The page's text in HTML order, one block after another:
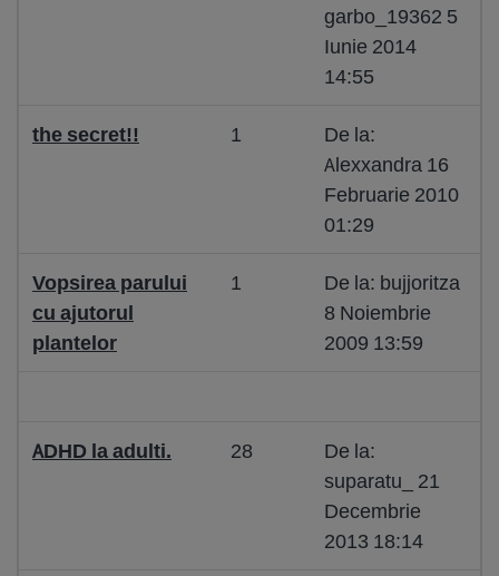
garbo_19362 5
Iunie 2014
14:55
the secret!! 1
De la:
Alexxandra 16
Februarie 2010
01:29
Vopsirea parului
cu ajutorul
plantelor
1
De la: bujjoritza
8 Noiembrie
2009 13:59
ADHD la adulti. 28
De la:
suparatu_ 21
Decembrie
2013 18:14